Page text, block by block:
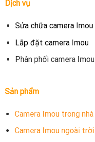
Dịch vụ
Sửa chữa camera Imou
Lắp đặt camera Imou
Phân phối camera Imou
Sản phẩm
Camera Imou trong nhà
Camera Imou ngoài trời